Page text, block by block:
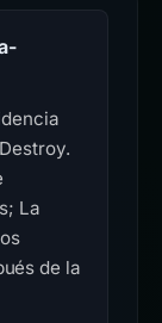
La
de la